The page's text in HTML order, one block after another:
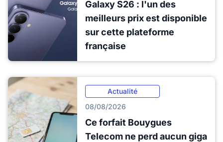
Galaxy S26 : l'un des
meilleurs prix est disponible
sur cette plateforme
française
Actualité
08/08/2026
Ce forfait Bouygues
Telecom ne perd aucun giga